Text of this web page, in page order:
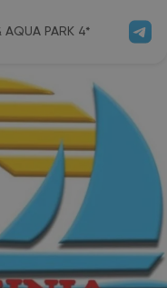
AQUA PARK 4*